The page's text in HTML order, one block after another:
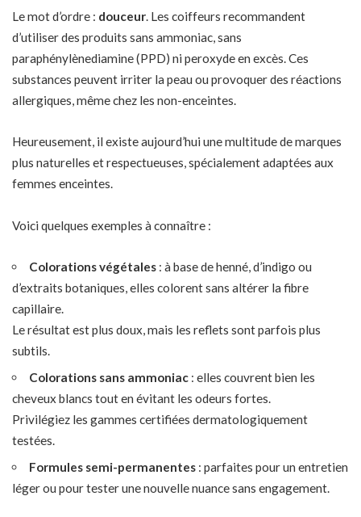
Le mot d’ordre : douceur. Les coiffeurs recommandent
d’utiliser des produits sans ammoniac, sans
paraphénylènediamine (PPD) ni peroxyde en excès. Ces
substances peuvent irriter la peau ou provoquer des réactions
allergiques, même chez les non-enceintes.
Heureusement, il existe aujourd’hui une multitude de marques
plus naturelles et respectueuses, spécialement adaptées aux
femmes enceintes.
Voici quelques exemples à connaître :
Colorations végétales : à base de henné, d’indigo ou
d’extraits botaniques, elles colorent sans altérer la fibre
capillaire.
Le résultat est plus doux, mais les reflets sont parfois plus
subtils.
Colorations sans ammoniac : elles couvrent bien les
cheveux blancs tout en évitant les odeurs fortes.
Privilégiez les gammes certifiées dermatologiquement
testées.
Formules semi-permanentes : parfaites pour un entretien
léger ou pour tester une nouvelle nuance sans engagement.